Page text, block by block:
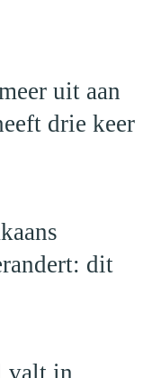
uit aan
drie keer
dit